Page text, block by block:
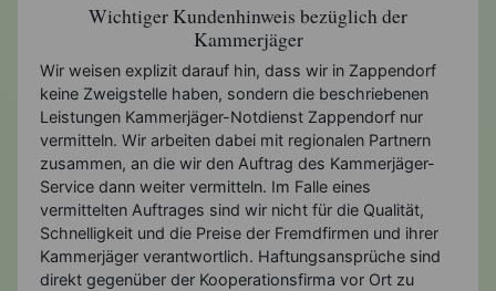
Wichtiger Kundenhinweis bezüglich der
Kammerjäger
Wir weisen explizit darauf hin, dass wir in Zappendorf
keine Zweigstelle haben, sondern die beschriebenen
Leistungen Kammerjäger-Notdienst Zappendorf nur
vermitteln. Wir arbeiten dabei mit regionalen Partnern
zusammen, an die wir den Auftrag des Kammerjäger-
Service dann weiter vermitteln. Im Falle eines
vermittelten Auftrages sind wir nicht für die Qualität,
Schnelligkeit und die Preise der Fremdfirmen und ihrer
Kammerjäger verantwortlich. Haftungsansprüche sind
direkt gegenüber der Kooperationsfirma vor Ort zu